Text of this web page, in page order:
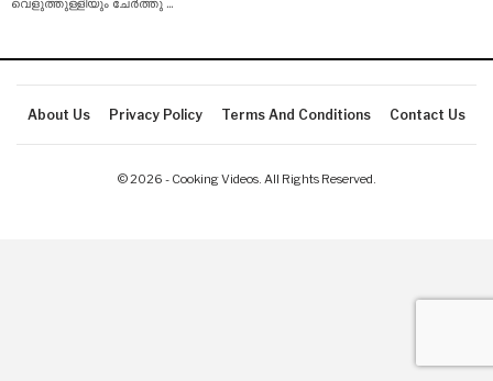
About Us Privacy Policy Terms And Conditions Contact Us
© 2026 - Cooking Videos. All Rights Reserved.